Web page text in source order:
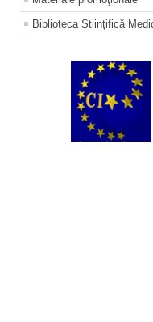
Biblioteca Științifică